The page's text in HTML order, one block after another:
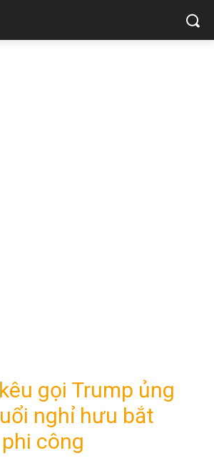
gọi Trump ủng
nghỉ hưu bắt
công